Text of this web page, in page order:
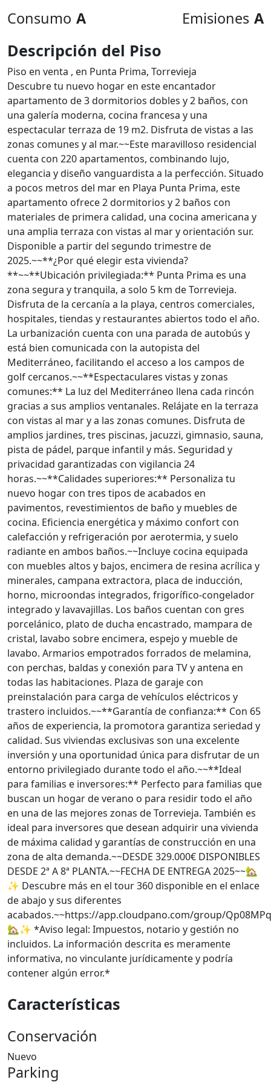
Consumo A Emisiones A
Descripción del Piso
Piso en venta , en Punta Prima, Torrevieja
Descubre tu nuevo hogar en este encantador
apartamento de 3 dormitorios dobles y 2 baños, con
una galería moderna, cocina francesa y una
espectacular terraza de 19 m2. Disfruta de vistas a las
zonas comunes y al mar.~~Este maravilloso residencial
cuenta con 220 apartamentos, combinando lujo,
elegancia y diseño vanguardista a la perfección. Situado
a pocos metros del mar en Playa Punta Prima, este
apartamento ofrece 2 dormitorios y 2 baños con
materiales de primera calidad, una cocina americana y
una amplia terraza con vistas al mar y orientación sur.
Disponible a partir del segundo trimestre de
2025.~~**¿Por qué elegir esta vivienda?
**~~**Ubicación privilegiada:** Punta Prima es una
zona segura y tranquila, a solo 5 km de Torrevieja.
Disfruta de la cercanía a la playa, centros comerciales,
hospitales, tiendas y restaurantes abiertos todo el año.
La urbanización cuenta con una parada de autobús y
está bien comunicada con la autopista del
Mediterráneo, facilitando el acceso a los campos de
golf cercanos.~~**Espectaculares vistas y zonas
comunes:** La luz del Mediterráneo llena cada rincón
gracias a sus amplios ventanales. Relájate en la terraza
con vistas al mar y a las zonas comunes. Disfruta de
amplios jardines, tres piscinas, jacuzzi, gimnasio, sauna,
pista de pádel, parque infantil y más. Seguridad y
privacidad garantizadas con vigilancia 24
horas.~~**Calidades superiores:** Personaliza tu
nuevo hogar con tres tipos de acabados en
pavimentos, revestimientos de baño y muebles de
cocina. Eficiencia energética y máximo confort con
calefacción y refrigeración por aerotermia, y suelo
radiante en ambos baños.~~Incluye cocina equipada
con muebles altos y bajos, encimera de resina acrílica y
minerales, campana extractora, placa de inducción,
horno, microondas integrados, frigorífico-congelador
integrado y lavavajillas. Los baños cuentan con gres
porcelánico, plato de ducha encastrado, mampara de
cristal, lavabo sobre encimera, espejo y mueble de
lavabo. Armarios empotrados forrados de melamina,
con perchas, baldas y conexión para TV y antena en
todas las habitaciones. Plaza de garaje con
preinstalación para carga de vehículos eléctricos y
trastero incluidos.~~**Garantía de confianza:** Con 65
años de experiencia, la promotora garantiza seriedad y
calidad. Sus viviendas exclusivas son una excelente
inversión y una oportunidad única para disfrutar de un
entorno privilegiado durante todo el año.~~**Ideal
para familias e inversores:** Perfecto para familias que
buscan un hogar de verano o para residir todo el año
en una de las mejores zonas de Torrevieja. También es
ideal para inversores que desean adquirir una vivienda
de máxima calidad y garantías de construcción en una
zona de alta demanda.~~DESDE 329.000€ DISPONIBLES
DESDE 2ª A 8ª PLANTA.~~FECHA DE ENTREGA 2025~~🏡
✨ Descubre más en el tour 360 disponible en el enlace
de abajo y sus diferentes
acabados.~~https://app.cloudpano.com/group/
🏡✨ *Aviso legal: Impuestos, notario y gestión no
incluidos. La información descrita es meramente
informativa, no vinculante jurídicamente y podría
contener algún error.*
Características
Conservación
Nuevo
Parking